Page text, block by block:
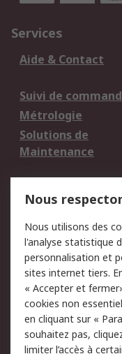
Services
Aide & Contact
Suivi de
Métrologie
Solutions de
Maintenance
du site
Politique de
des données -
jour
Conditions
de vente
Campagnes
Nous
Nous utilisons des
l'analyse statistique
personnalisation et
sites internet tiers.
« Accepter et
cookies non
en cliquant sur «
souhaitez pas,
limiter l’accès à